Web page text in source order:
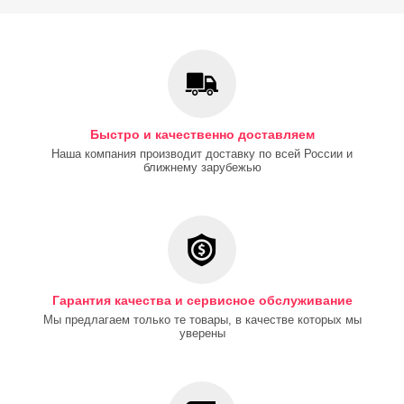
подвесную тумбу. В максимальной комплектации этот стол
превращается в полноценный кабинет, где удобно и учиться,
Пример Регулирования высоты и
от 120 см до 198 см. Это помогает школьнику держать спину
прямо и формирует правильную осанку. Механизм
без труда!
Парта ДЭМИ оснащена 9-ти ступенчатым механизмом
Быстро и качественно доставляем
Наша компания производит доставку по всей России и
ближнему зарубежью
Гарантия качества и сервисное обслуживание
Мы предлагаем только те товары, в качестве которых мы
уверены